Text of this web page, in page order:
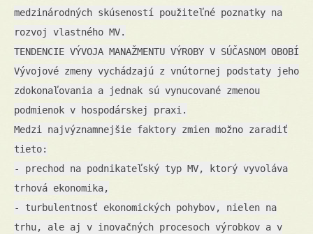
medzinárodných skúseností použiteľné poznatky na
rozvoj vlastného MV.
TENDENCIE VÝVOJA MANAŽMENTU VÝROBY V SÚČASNOM OBOBÍ
Vývojové zmeny vychádzajú z vnútornej podstaty jeho
zdokonaľovania a jednak sú vynucované zmenou
podmienok v hospodárskej praxi.
Medzi najvýznamnejšie faktory zmien možno zaradiť
tieto:
- prechod na podnikateľský typ MV, ktorý vyvoláva
trhová ekonomika,
- turbulentnosť ekonomických pohybov, nielen na
trhu, ale aj v inovačných procesoch výrobkov a v